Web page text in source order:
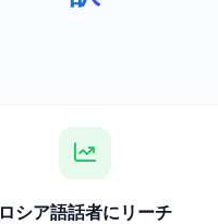
ロシア語話者にリーチ